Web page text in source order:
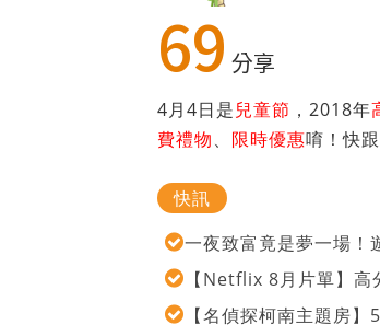
69 分享
4月4日是兒童節 ，2018年
費禮物、 限時優惠唷！快
快訊
一夜致富竟是夢一場！
【Netflix 8月片單】
【名偵探柯南主題房